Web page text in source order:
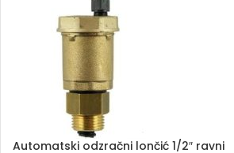
Automatski odzračni lončić 1/2″ ravni